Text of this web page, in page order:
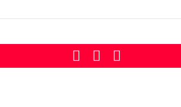
SWITCH
SKIN
SEARCH